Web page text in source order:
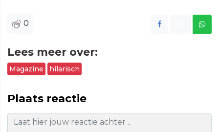
0
Lees meer over:
Magazine hilarisch
Plaats reactie